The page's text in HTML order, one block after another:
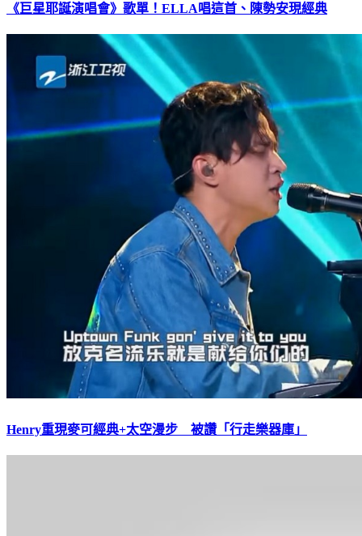
《巨星耶誕演唱會》歌單！ELLA唱這首、陳勢安現經典
Henry重現麥可經典+太空漫步 被讚「行走樂器庫」